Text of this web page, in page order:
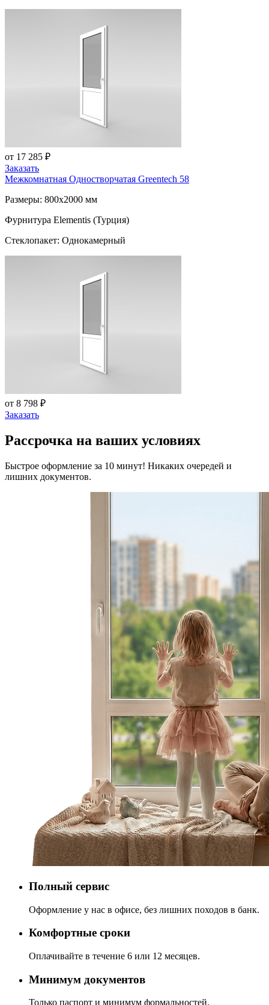
от 17 285 ₽
Заказать
Межкомнатная Одностворчатая Greentech 58
Размеры: 800x2000 мм
Фурнитура Elementis (Турция)
Стеклопакет: Однокамерный
от 8 798 ₽
Заказать
Рассрочка на ваших условиях
Быстрое оформление за 10 минут! Никаких очередей и
лишних документов.
Полный сервис
Оформление у нас в офисе, без лишних походов в банк.
Комфортные сроки
Оплачивайте в течение 6 или 12 месяцев.
Минимум документов
Только паспорт и минимум формальностей.